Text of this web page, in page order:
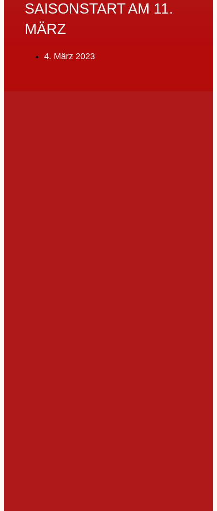
SAISONSTART AM 11.
MÄRZ
4. März 2023